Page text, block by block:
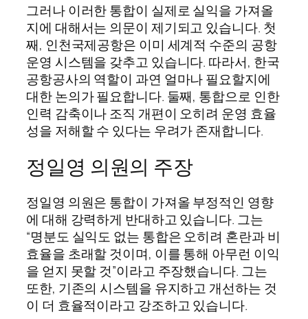
그러나 이러한 통합이 실제로 실익을 가져올
지에 대해서는 의문이 제기되고 있습니다. 첫
째, 인천국제공항은 이미 세계적 수준의 공항
운영 시스템을 갖추고 있습니다. 따라서, 한국
공항공사의 역할이 과연 얼마나 필요할지에
대한 논의가 필요합니다. 둘째, 통합으로 인한
인력 감축이나 조직 개편이 오히려 운영 효율
성을 저해할 수 있다는 우려가 존재합니다.
정일영 의원의 주장
정일영 의원은 통합이 가져올 부정적인 영향
에 대해 강력하게 반대하고 있습니다. 그는
“명분도 실익도 없는 통합은 오히려 혼란과 비
효율을 초래할 것이며, 이를 통해 아무런 이익
을 얻지 못할 것”이라고 주장했습니다. 그는
또한, 기존의 시스템을 유지하고 개선하는 것
이 더 효율적이라고 강조하고 있습니다.